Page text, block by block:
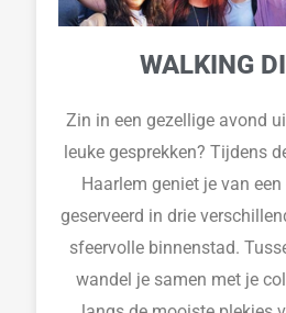
WALKING
Zin in een gezellige avond
leuke gesprekken? Tijdens
Haarlem geniet je van
geserveerd in drie
sfeervolle binnenstad.
wandel je samen met je